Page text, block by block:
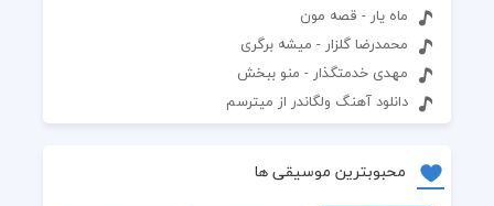
ماه یار - قصه مون
محمدرضا گلزار - میشه برگری
مهدی خدمتگذار - منو ببخش
دانلود آهنگ ولگاندر از میترسم
محبوبترین موسیقی ها